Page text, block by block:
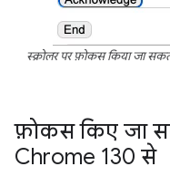
स्क्रोलर पर फ़ोकस किया जा
फ़ोकस किए जा
Chrome 130 से